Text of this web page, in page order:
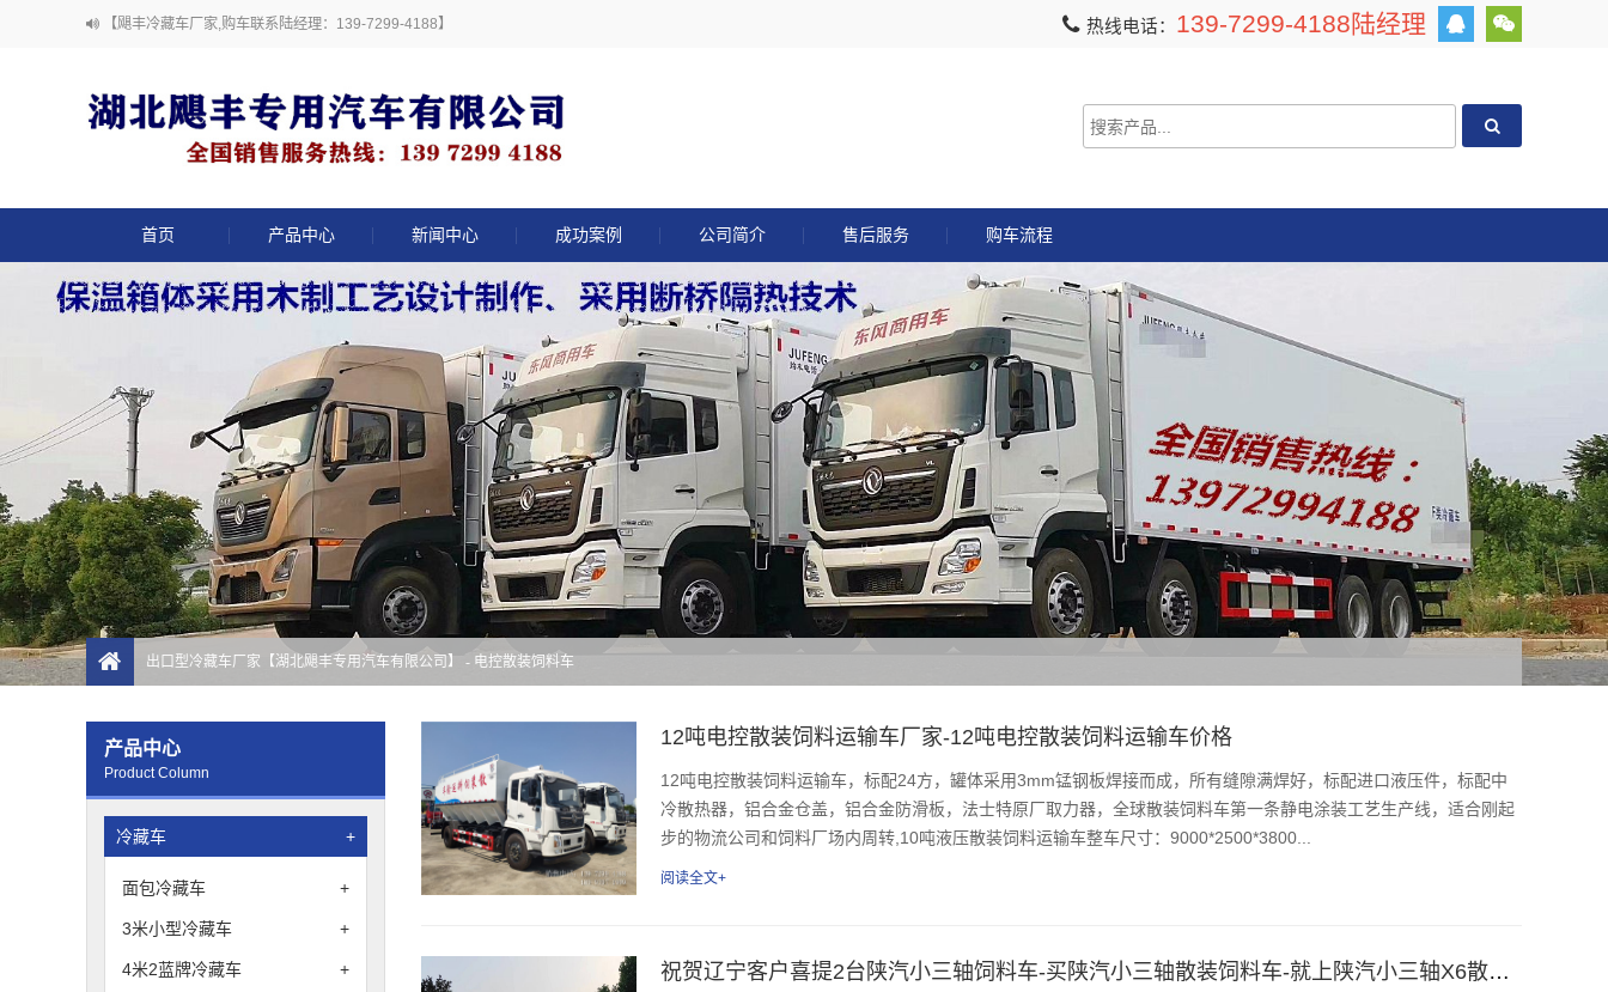
【飓丰冷藏车厂家,购车联系陆经理：139-7299-4188】 热线电话： 139-7299-4188陆经理
首页 产品中心 新闻中心 成功案例 公司简介 售后服务 购车流程
出口型冷藏车厂家【湖北飓丰专用汽车有限公司】 - 电控散装饲料车
产品中心
Product Column
冷藏车 +
面包冷藏车 +
3米小型冷藏车 +
4米2蓝牌冷藏车 +
12吨电控散装饲料运输车厂家-12吨电控散装饲料运输车价格
12吨电控散装饲料运输车，标配24方，罐体采用3mm锰钢板焊接而成，所有缝隙满焊好，标配进口液压件，标配中
冷散热器，铝合金仓盖，铝合金防滑板，法士特原厂取力器，全球散装饲料车第一条静电涂装工艺生产线，适合刚起
步的物流公司和饲料厂场内周转,10吨液压散装饲料运输车整车尺寸：9000*2500*3800...
阅读全文+
祝贺辽宁客户喜提2台陕汽小三轴饲料车-买陕汽小三轴散装饲料车-就上陕汽小三轴X6散装饲料车厂家